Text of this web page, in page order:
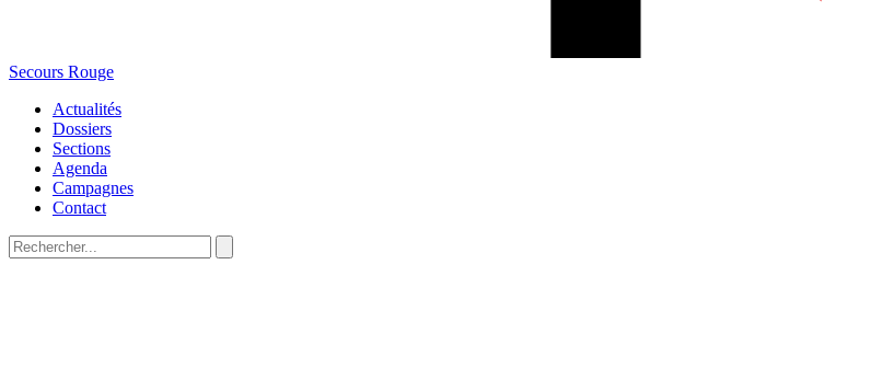
Secours Rouge
Actualités
Dossiers
Sections
Agenda
Campagnes
Contact